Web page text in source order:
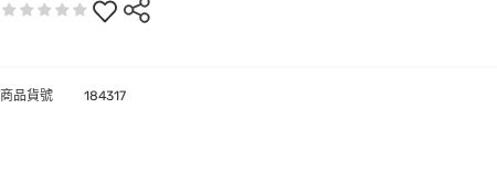
商品貨號 184317